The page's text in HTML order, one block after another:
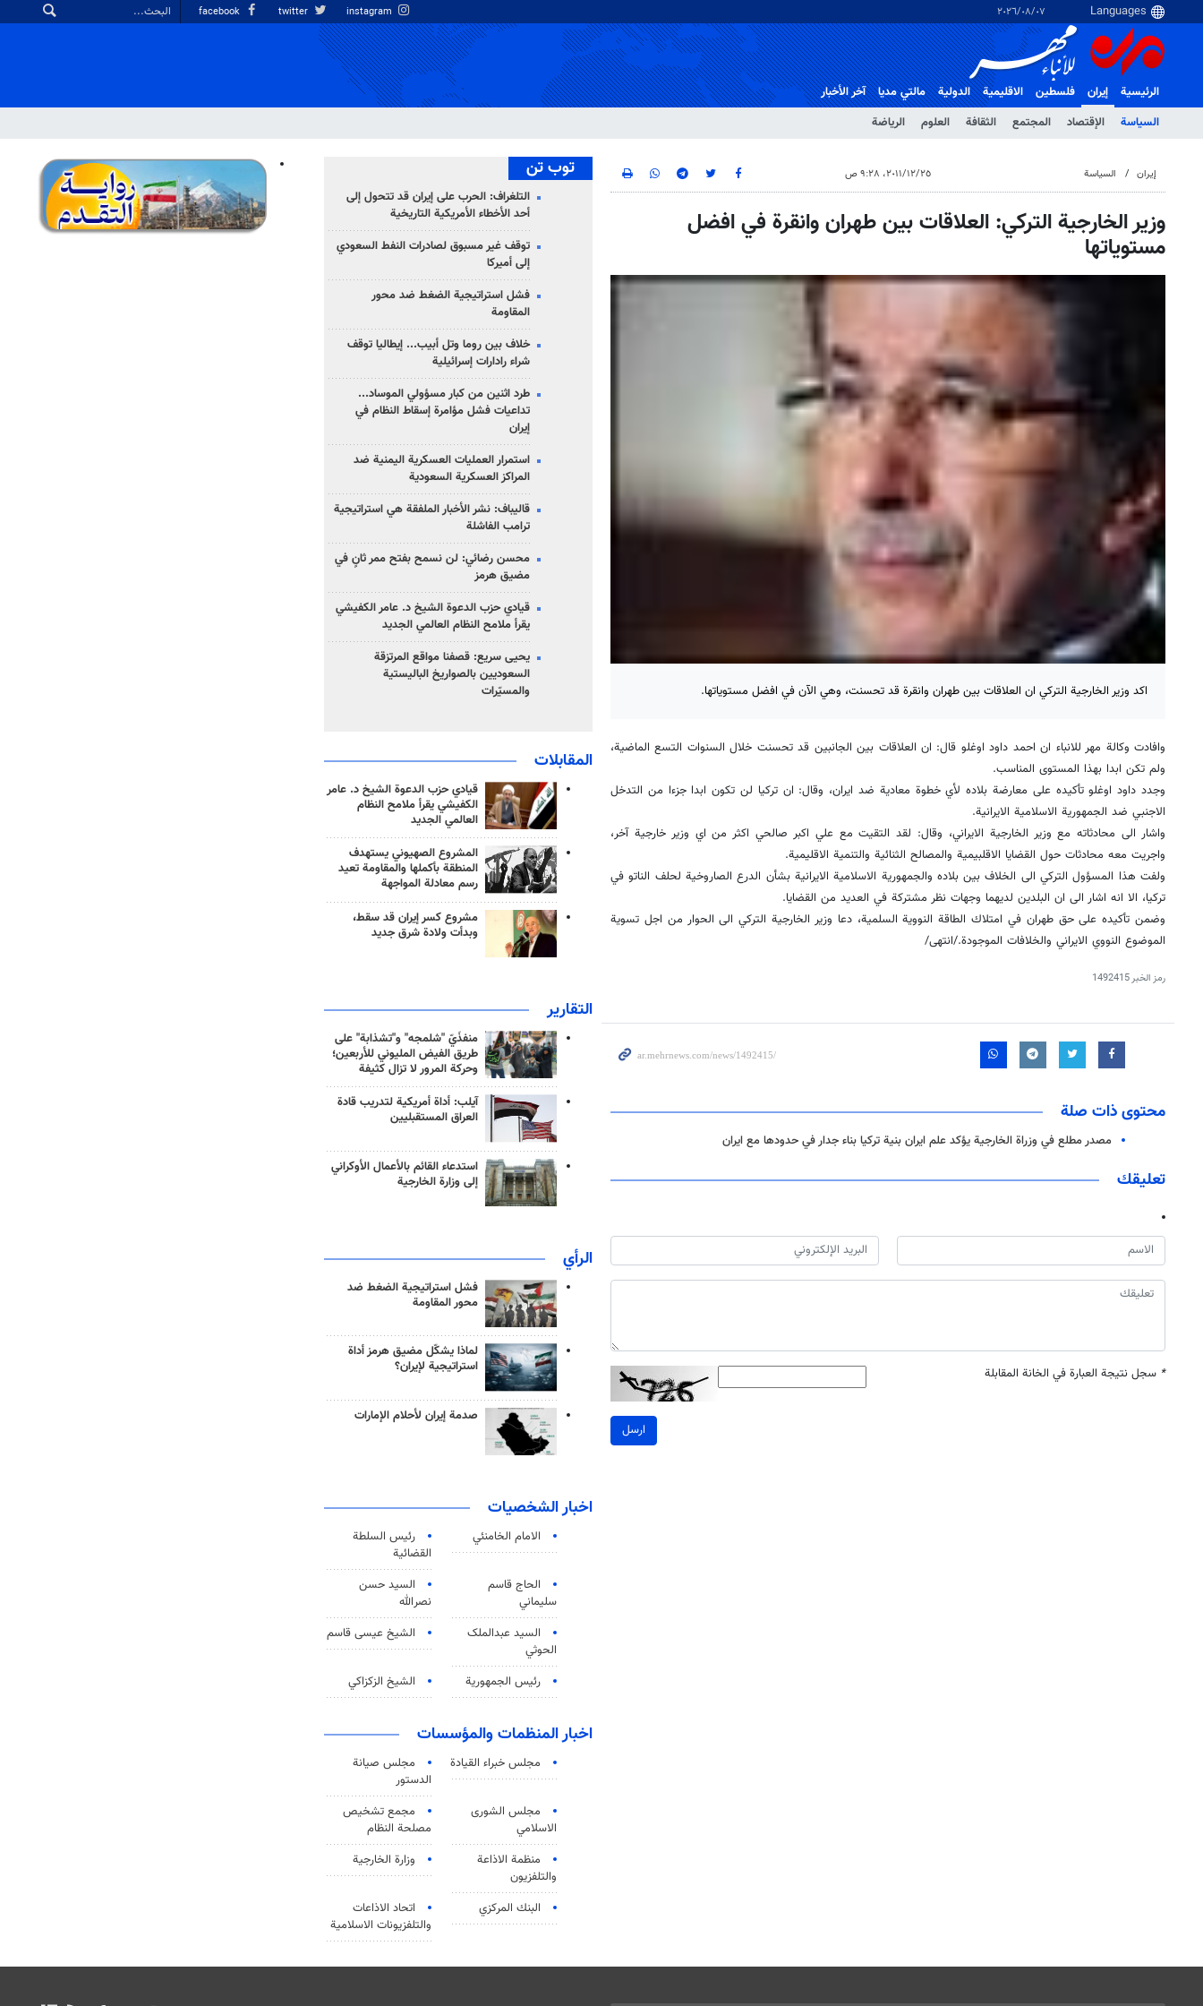
٠٧‏/٠٨‏/٢٠٢٦
الرئيسية
إيران
السياسة
الإقتصاد المجتمع الثقافة العلوم الرياضة
فلسطین الاقلیمیة الدولية مالتي مدیا آخر الأخبار
إيران السياسة ٢٥‏/١٢‏/٢٠١١، ٩:٢٨ ص
وزير الخارجية التركي: العلاقات بين طهران وانقرة في افضل
مستوياتها
اكد وزير الخارجية التركي ان العلاقات بين طهران وانقرة قد تحسنت، وهي الآن في افضل مستوياتها.
وافادت وكالة مهر للانباء ان احمد داود اوغلو قال: ان العلاقات بين الجانبين قد تحسنت خلال السنوات التسع الماضية،
ولم تكن ابدا بهذا المستوى المناسب.
وجدد داود اوغلو تأكيده على معارضة بلاده لأي خطوة معادية ضد ايران، وقال: ان تركيا لن تكون ابدا جزءا من التدخل
الاجنبي ضد الجمهورية الاسلامية الايرانية.
واشار الى محادثاته مع وزير الخارجية الايراني، وقال: لقد التقيت مع علي اكبر صالحي اكثر من اي وزير خارجية آخر،
واجريت معه محادثات حول القضايا الاقلبيمية والمصالح الثنائية والتنمية الاقليمية.
ولفت هذا المسؤول التركي الى الخلاف بين بلاده والجمهورية الاسلامية الايرانية بشأن الدرع الصاروخية لحلف الناتو في
تركيا، الا انه اشار الى ان البلدين لديهما وجهات نظر مشتركة في العديد من القضايا.
وضمن تأكيده على حق طهران في امتلاك الطاقة النووية السلمية، دعا وزير الخارجية التركي الى الحوار من اجل تسوية
الموضوع النووي الايراني والخلافات الموجودة./انتهى/
رمز الخبر1492415
محتوى ذات صلة
مصدر مطلع في وزراة الخارجية يؤكد علم ايران بنية تركيا بناء جدار في حدودها مع ايران
تعليقك
* سجل نتيجة العبارة في الخانة المقابلة
ارسل
توب تن
التلغراف: الحرب على إيران قد تتحول إلى
أحد الأخطاء الأمريكية التاريخية
توقف غير مسبوق لصادرات النفط السعودي
إلى أميركا
فشل استراتيجية الضغط ضد محور
المقاومة
خلاف بين روما وتل أبيب... إيطاليا توقف
شراء رادارات إسرائيلية
طرد اثنين من كبار مسؤولي الموساد...
تداعيات فشل مؤامرة إسقاط النظام في
إيران
استمرار العمليات العسكرية اليمنية ضد
المراكز العسكرية السعودية
قاليباف: نشر الأخبار الملفقة هي استراتيجية
ترامب الفاشلة
محسن رضائي: لن نسمح بفتح ممر ثانٍ في
مضيق هرمز
قيادي حزب الدعوة الشيخ د. عامر الكفيشي
يقرأ ملامح النظام العالمي الجديد
يحيى سريع: قصفنا مواقع المرتزقة
السعوديين بالصواريخ الباليستية
والمسيّرات
المقابلات
قيادي حزب الدعوة الشيخ د. عامر
الكفيشي يقرأ ملامح النظام
العالمي الجديد
المشروع الصهيوني يستهدف
المنطقة بأكملها والمقاومة تعيد
رسم معادلة المواجهة
مشروع كسر إيران قد سقط،
وبدأت ولادة شرق جديد
التقارير
منفذَيّ "شلمجه" و"تشذابة" على
طريق الفيض المليوني للأربعين؛
وحركة المرور لا تزال كثيفة
آيلب: أداة أمريكية لتدريب قادة
العراق المستقبليين
استدعاء القائم بالأعمال الأوكراني
إلى وزارة الخارجية
الرأي
فشل استراتيجية الضغط ضد
محور المقاومة
لماذا يشكّل مضيق هرمز أداة
استراتيجية لإيران؟
صدمة إيران لأحلام الإمارات
اخبار الشخصيات
الامام الخامنئي
رئیس السلطة
القضائیة
الحاج قاسم
سليماني
السيد حسن
نصرالله
السید عبدالملک
الحوثي
الشيخ عيسى قاسم
رئيس الجمهورية الشيخ الزكزاكي
اخبار المنظمات والمؤسسات
مجلس خبراء القيادة
مجلس صيانة
الدستور
مجلس الشورى
الاسلامي
مجمع تشخيص
مصلحة النظام
منظمة الاذاعة
والتلفزیون
وزارة الخارجية
البنك المركزي
اتحاد الاذاعات
والتلفزيونات الاسلامية